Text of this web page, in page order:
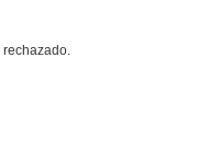
rechazado.